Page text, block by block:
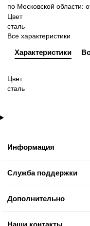
по Московской области:
Цвет
сталь
Все характеристики
Характеристики
Цвет
сталь
Информация
Служба поддержки
Дополнительно
Наши контакты